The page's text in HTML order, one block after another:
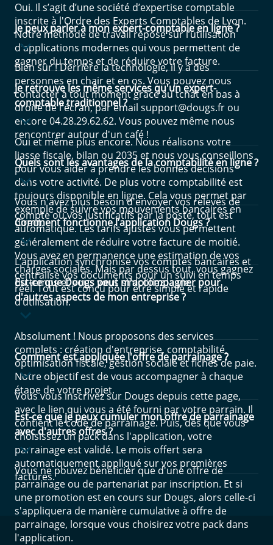
Oui. Il s’agit d’une société d’expertise comptable
inscrite à l'Ordre des Experts Comptables de Lyon.
Notre méthode de travail repose sur l’utilisation
d'applications modernes qui vous permettent de
gagner du temps et de réduire votre facture.
Je peux parler à mon expert-comptable en ligne ?
Bien sûr ! Derrière la technologie, il y a des
personnes en chair et en os. Vous pouvez nous
contacter à tout moment grâce au tchat en bas à
droite de l'écran, par email support@dougs.fr ou
encore 04.28.29.62.62. Vous pouvez même nous
rencontrer autour d'un café !
Je retrouve les même services qu'un expert-
comptable traditionnel ?
Oui et même plus encore. Nous réalisons votre
liasse fiscale, bilan ou 2035 et nous vous conseillons
pour vous aider à prendre les bonnes décisions
dans votre activité. De plus votre comptabilité est
toujours disponible en ligne. Cela vous permet par
exemple de suivre vos mouvements bancaires en
direct.
Quels sont les avantages de la comptabilité en ligne ?
Vous n'avez plus besoin d'envoyer vos relevés de
compte ou vos justificatifs par la poste, tout est
automatique. Les tarifs ajustés vous permettent
généralement de réduire votre facture de moitié.
Vous avez en permanence une estimation de vos
charges sociales. Mais par dessus tout, vous gagnez
du temps et vous vous simplifiez la vie.
Comment fonctionne l’application Dougs ?
L’application synchronise vos comptes bancaires et
centralise vos documents pour un suivi en temps
réel. Tout est conçu pour être simple et rapide
d’utilisation.
Est-ce que Dougs peut m'accompagner pour
d'autres aspects de mon entreprise ?
Absolument ! Nous proposons des services
complets : création d'entreprise, comptabilité,
optimisation fiscale, gestion sociale et fiches de paie.
Notre objectif est de vous accompagner à chaque
étape de votre projet.
Comment est appliquée l'offre de parrainage ?
Vous vous inscrivez sur Dougs depuis cette page,
avec le lien qui vous a été fourni par votre parrain. Il
contient le code de parrainage. Puis, dès que vous
choisissez un pack dans l'application, votre
parrainage est validé. Le mois offert sera
automatiquement appliqué sur vos premières
factures.
Est-ce que je peux cumuler mon offre de parrainage
avec d'autres offres ?
Vous ne pouvez bénéficier que d'une offre de
parrainage ou de partenariat par inscription. Et si
une promotion est en cours sur Dougs, alors celle-ci
s'appliquera de manière cumulative à offre de
parrainage, lorsque vous choisirez votre pack dans
l'application.